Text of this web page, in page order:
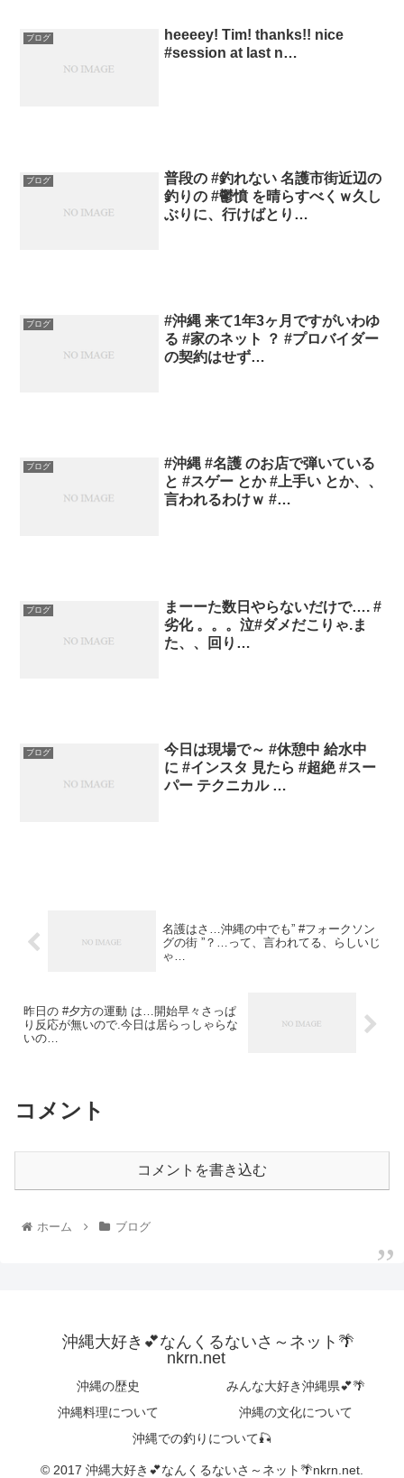
ブログ
heeeey! Tim! thanks!! nice
#session at last n…
ブログ
普段の #釣れない 名護市街近辺の
釣りの #鬱憤 を晴らすべくｗ久し
ぶりに、行けばとり…
ブログ
#沖縄 来て1年3ヶ月ですがいわゆ
る #家のネット ？ #プロバイダー
の契約はせず…
ブログ
#沖縄 #名護 のお店で弾いている
と #スゲー とか #上手い とか、、
言われるわけｗ #…
ブログ
まーーた数日やらないだけで…. #
劣化 。。。泣#ダメだこりゃ.ま
た、、回り…
ブログ
今日は現場で～ #休憩中 給水中
に #インスタ 見たら #超絶 #スー
パー テクニカル …
名護はさ…沖縄の中でも” #フォークソン
グの街 ”？…って、言われてる、らしいじ
ゃ…
昨日の #夕方の運動 は…開始早々さっぱ
り反応が無いので.今日は居らっしゃらな
いの…
コメント
コメントを書き込む
ホーム ブログ
沖縄大好き💕なんくるないさ～ネット🌴
nkrn.net
沖縄の歴史
みんな大好き沖縄県💕🌴
沖縄料理について
沖縄の文化について
沖縄での釣りについて🎣
© 2017 沖縄大好き💕なんくるないさ～ネット🌴nkrn.net.